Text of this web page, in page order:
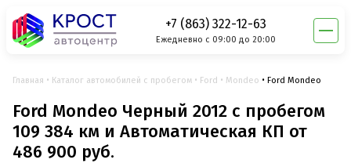
+7 (863) 322-12-63
Ежедневно с 09:00 до 20:00
Главная Каталог автомобилей с пробегом Ford Mondeo Ford Mondeo
Ford Mondeo Черный 2012 с пробегом
109 384 км и Автоматическая КП от
486 900 руб.